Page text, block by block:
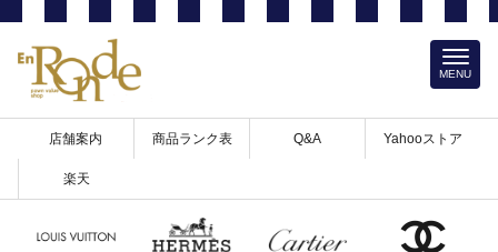
店舗案内 商品ランク表 Q&A Yahooストア
楽天
MENU